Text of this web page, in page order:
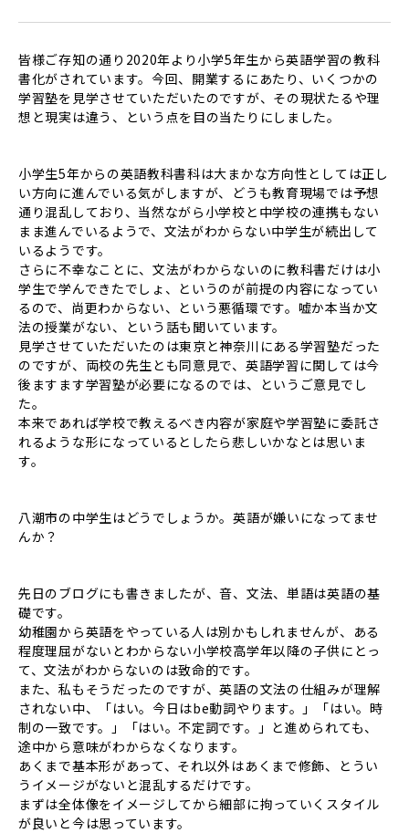
皆様ご存知の通り2020年より小学5年生から英語学習の教科
書化がされています。今回、開業するにあたり、いくつかの
学習塾を見学させていただいたのですが、その現状たるや理
想と現実は違う、という点を目の当たりにしました。
小学生5年からの英語教科書科は大まかな方向性としては正し
い方向に進んでいる気がしますが、どうも教育現場では予想
通り混乱しており、当然ながら小学校と中学校の連携もない
まま進んでいるようで、文法がわからない中学生が続出して
いるようです。
さらに不幸なことに、文法がわからないのに教科書だけは小
学生で学んできたでしょ、というのが前提の内容になってい
るので、尚更わからない、という悪循環です。嘘か本当か文
法の授業がない、という話も聞いています。
見学させていただいたのは東京と神奈川にある学習塾だった
のですが、両校の先生とも同意見で、英語学習に関しては今
後ますます学習塾が必要になるのでは、というご意見でし
た。
本来であれば学校で教えるべき内容が家庭や学習塾に委託さ
れるような形になっているとしたら悲しいかなとは思いま
す。
八潮市の中学生はどうでしょうか。英語が嫌いになってませ
んか？
先日のブログにも書きましたが、音、文法、単語は英語の基
礎です。
幼稚園から英語をやっている人は別かもしれませんが、ある
程度理屈がないとわからない小学校高学年以降の子供にとっ
て、文法がわからないのは致命的です。
また、私もそうだったのですが、英語の文法の仕組みが理解
されない中、「はい。今日はbe動詞やります。」「はい。時
制の一致です。」「はい。不定詞です。」と進められても、
途中から意味がわからなくなります。
あくまで基本形があって、それ以外はあくまで修飾、とうい
うイメージがないと混乱するだけです。
まずは全体像をイメージしてから細部に拘っていくスタイル
が良いと今は思っています。